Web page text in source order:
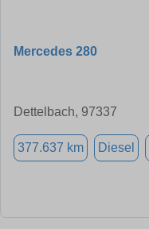
Mercedes 280
Dettelbach, 97337
377.637 km Diesel